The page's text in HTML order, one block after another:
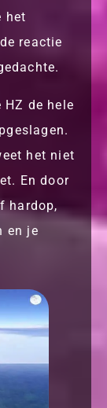
het
reactie
de hele
het niet
En door
hardop,
en je